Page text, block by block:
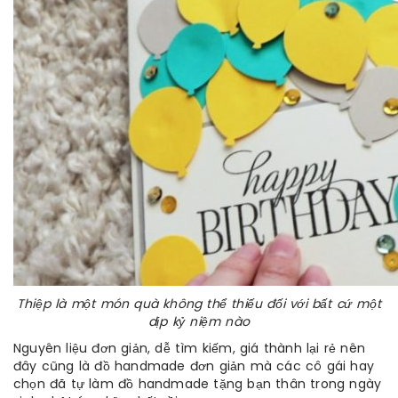
Thiệp là một món quà không thể thiếu đối với bất cứ một
dịp kỷ niệm nào
Nguyên liệu đơn giản, dễ tìm kiếm, giá thành lại rẻ nên
đây cũng là đồ handmade đơn giản mà các cô gái hay
chọn đã tự làm đồ handmade tặng bạn thân trong ngày